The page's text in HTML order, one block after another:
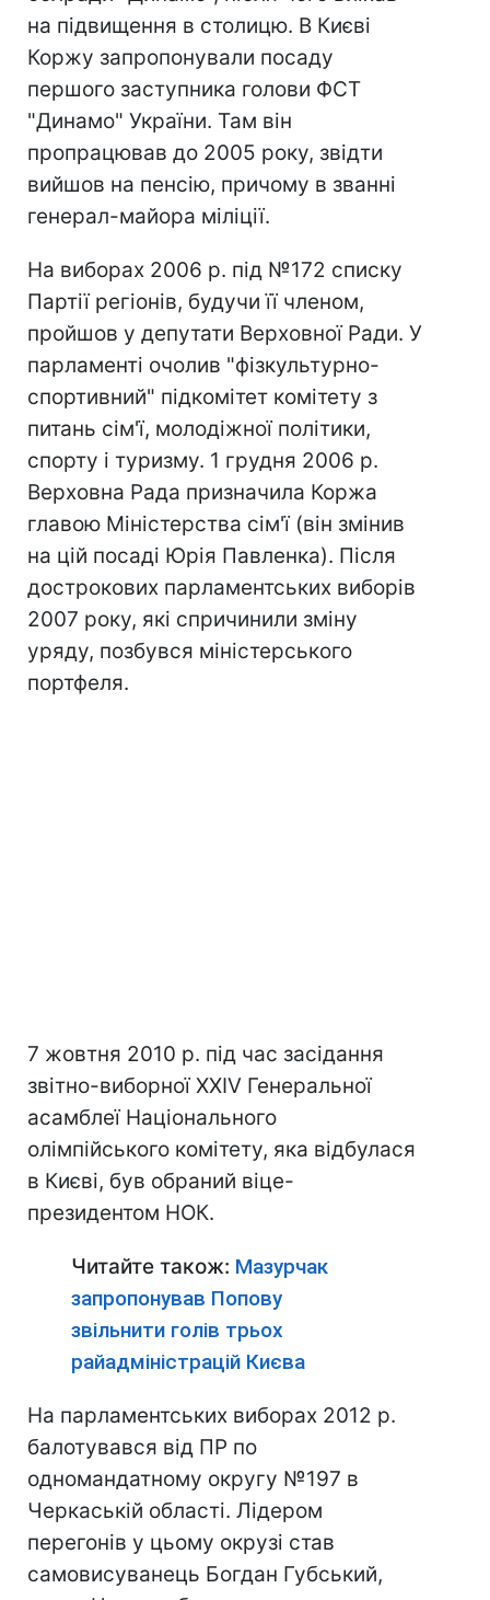
на підвищення в столицю. В Києві
Коржу запропонували посаду
першого заступника голови ФСТ
"Динамо" України. Там він
пропрацював до 2005 року, звідти
вийшов на пенсію, причому в званні
генерал-майора міліції.
На виборах 2006 р. під №172 списку
Партії регіонів, будучи її членом,
пройшов у депутати Верховної Ради. У
парламенті очолив "фізкультурно-
спортивний" підкомітет комітету з
питань сім'ї, молодіжної політики,
спорту і туризму. 1 грудня 2006 р.
Верховна Рада призначила Коржа
главою Міністерства сім'ї (він змінив
на цій посаді Юрія Павленка). Після
дострокових парламентських виборів
2007 року, які спричинили зміну
уряду, позбувся міністерського
портфеля.
7 жовтня 2010 р. під час засідання
звітно-виборної XXIV Генеральної
асамблеї Національного
олімпійського комітету, яка відбулася
в Києві, був обраний віце-
президентом НОК.
Читайте також: Мазурчак
запропонував Попову
звільнити голів трьох
райадміністрацій Києва
На парламентських виборах 2012 р.
балотувався від ПР по
одномандатному округу №197 в
Черкаській області. Лідером
перегонів у цьому окрузі став
самовисуванець Богдан Губський,